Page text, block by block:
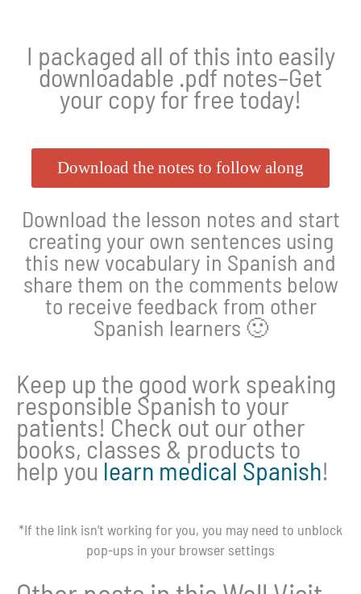
I packaged all of this into easily
downloadable .pdf notes–Get
your copy for free today!
Download the notes to follow along
Download the lesson notes and start
creating your own sentences using
this new vocabulary in Spanish and
share them on the comments below
to receive feedback from other
Spanish learners 🙂
Keep up the good work speaking
responsible Spanish to your
patients! Check out our other
books, classes & products to
help you learn medical Spanish!
*If the link isn’t working for you, you may need to unblock
pop-ups in your browser settings